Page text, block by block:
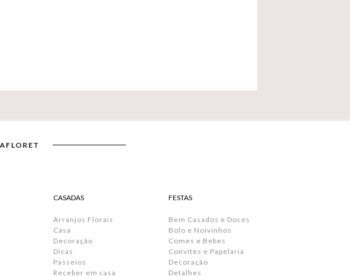
CASADAS
Arranjos Florais
Casa
Decoração
Dicas
Passeios
Receber em casa
FESTAS
Bem Casados e Doces
Bolo e Noivinhos
Comes e Bebes
Convites e Papelaria
Decoração
Detalhes